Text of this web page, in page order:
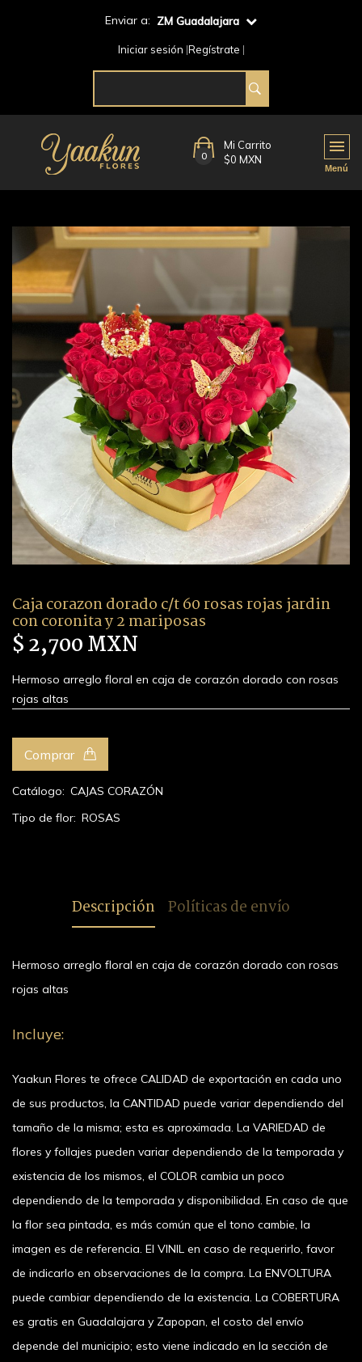
Enviar a: ZM Guadalajara
Iniciar sesión Regístrate
0
Mi Carrito
$0 MXN
Caja corazon dorado c/t 60 rosas rojas jardin
con coronita y 2 mariposas
$ 2,700 MXN
Hermoso arreglo floral en caja de corazón dorado con rosas
rojas altas
Comprar
Catálogo: CAJAS CORAZÓN
Tipo de flor: ROSAS
Descripción Políticas de envío
Hermoso arreglo floral en caja de corazón dorado con rosas
rojas altas
Incluye:
Yaakun Flores te ofrece CALIDAD de exportación en cada uno
de sus productos, la CANTIDAD puede variar dependiendo del
tamaño de la misma; esta es aproximada. La VARIEDAD de
flores y follajes pueden variar dependiendo de la temporada y
existencia de los mismos, el COLOR cambia un poco
dependiendo de la temporada y disponibilidad. En caso de que
la flor sea pintada, es más común que el tono cambie, la
imagen es de referencia. El VINIL en caso de requerirlo, favor
de indicarlo en observaciones de la compra. La ENVOLTURA
puede cambiar dependiendo de la existencia. La COBERTURA
es gratis en Guadalajara y Zapopan, el costo del envío
depende del municipio; esto viene indicado en la sección de